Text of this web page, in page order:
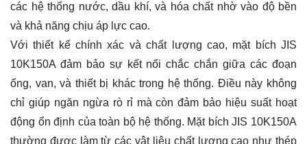
các hệ thống nước, dầu khí, và hóa chất nhờ vào độ bền
và khả năng chịu áp lực cao.
Với thiết kế chính xác và chất lượng cao, mặt bích JIS
10K150A đảm bảo sự kết nối chắc chắn giữa các đoạn
ống, van, và thiết bị khác trong hệ thống. Điều này không
chỉ giúp ngăn ngừa rò rỉ mà còn đảm bảo hiệu suất hoạt
động ổn định của toàn bộ hệ thống. Mặt bích JIS 10K150A
thường được làm từ các vật liệu chất lượng cao như thép